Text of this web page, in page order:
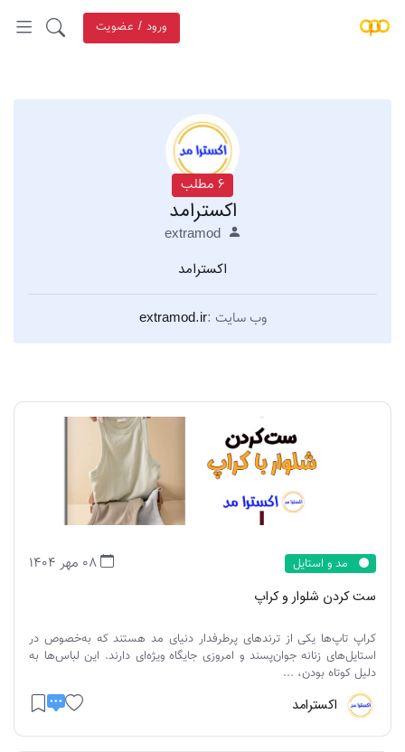
ورود / عضویت
6 مطلب
اکسترامد
extramod
اکسترامد
وب سایت :extramod.ir
مد و استایل
ست کردن شلوار و کراپ
کراپ تاپ‌ها یکی از ترندهای پرطرفدار دنیای مد هستند که به‌خصوص در
استایل‌های زنانه جوان‌پسند و امروزی جایگاه ویژه‌ای دارند. این لباس‌ها به
دلیل کوتاه بودن، ...
اکسترامد